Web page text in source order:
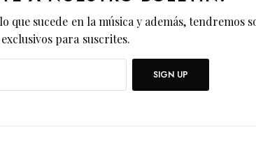
que sucede en la música y además, tendremos
exclusivos para suscrites.
SIGN UP